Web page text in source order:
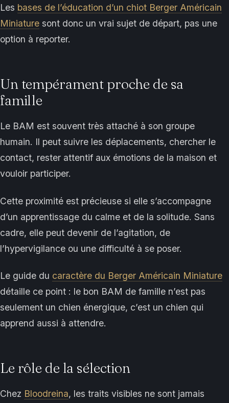
Les bases de l’éducation d’un chiot Berger Américain
Miniature sont donc un vrai sujet de départ, pas une
option à reporter.
Un tempérament proche de sa
famille
Le BAM est souvent très attaché à son groupe
humain. Il peut suivre les déplacements, chercher le
contact, rester attentif aux émotions de la maison et
vouloir participer.
Cette proximité est précieuse si elle s’accompagne
d’un apprentissage du calme et de la solitude. Sans
cadre, elle peut devenir de l’agitation, de
l’hypervigilance ou une difficulté à se poser.
Le guide du caractère du Berger Américain Miniature
détaille ce point : le bon BAM de famille n’est pas
seulement un chien énergique, c’est un chien qui
apprend aussi à attendre.
Le rôle de la sélection
Chez Bloodreina, les traits visibles ne sont jamais